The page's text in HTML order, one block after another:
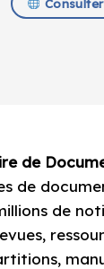
de
de
de